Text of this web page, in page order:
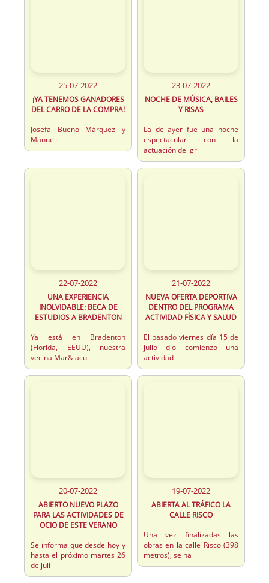
25-07-2022
¡YA TENEMOS GANADORES
DEL CARRO DE LA COMPRA!
Josefa Bueno Márquez y
Manuel
23-07-2022
NOCHE DE MÚSICA, BAILES
Y RISAS
La de ayer fue una noche
espectacular con la
actuación del gr
22-07-2022
UNA EXPERIENCIA
INOLVIDABLE: BECA DE
ESTUDIOS A BRADENTON
Ya está en Bradenton
(Florida, EEUU), nuestra
vecina Mar&iacu
21-07-2022
NUEVA OFERTA DEPORTIVA
DENTRO DEL PROGRAMA
ACTIVIDAD FÍSICA Y SALUD
El pasado viernes día 15 de
julio dio comienzo una
actividad
20-07-2022
ABIERTO NUEVO PLAZO
PARA LAS ACTIVIDADES DE
OCIO DE ESTE VERANO
Se informa que desde hoy y
hasta el próximo martes 26
de juli
19-07-2022
ABIERTA AL TRÁFICO LA
CALLE RISCO
Una vez finalizadas las
obras en la calle Risco (398
metros), se ha